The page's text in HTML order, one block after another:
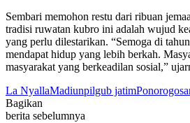
Sembari memohon restu dari ribuan
tradisi ruwatan kubro ini adalah wujud
yang perlu dilestarikan. “Semoga di
mendapat hidup yang lebih berkah.
masyarakat yang berkeadilan sosial,”
La NyallaMadiunpilgub jatimPonorogo
Bagikan
berita sebelumnya